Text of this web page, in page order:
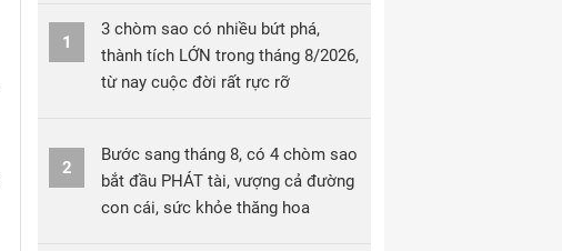
1
3 chòm sao có nhiều bứt phá,
thành tích LỚN trong tháng 8/2026,
từ nay cuộc đời rất rực rỡ
2
Bước sang tháng 8, có 4 chòm sao
bắt đầu PHÁT tài, vượng cả đường
con cái, sức khỏe thăng hoa